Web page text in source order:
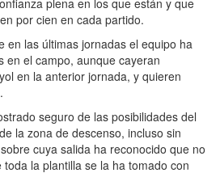
por cien en cada partido.
en las últimas jornadas el equipo ha
en el campo, aunque cayeran
en la anterior jornada, y quieren
seguro de las posibilidades del
la zona de descenso, incluso sin
cuya salida ha reconocido que no
la plantilla se la ha tomado con